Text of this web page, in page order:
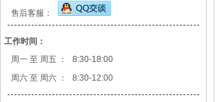
售后客服：
工作时间：
周一 至 周五 ：
8:30-18:00
周六 至 周六 ：
8:30-12:00